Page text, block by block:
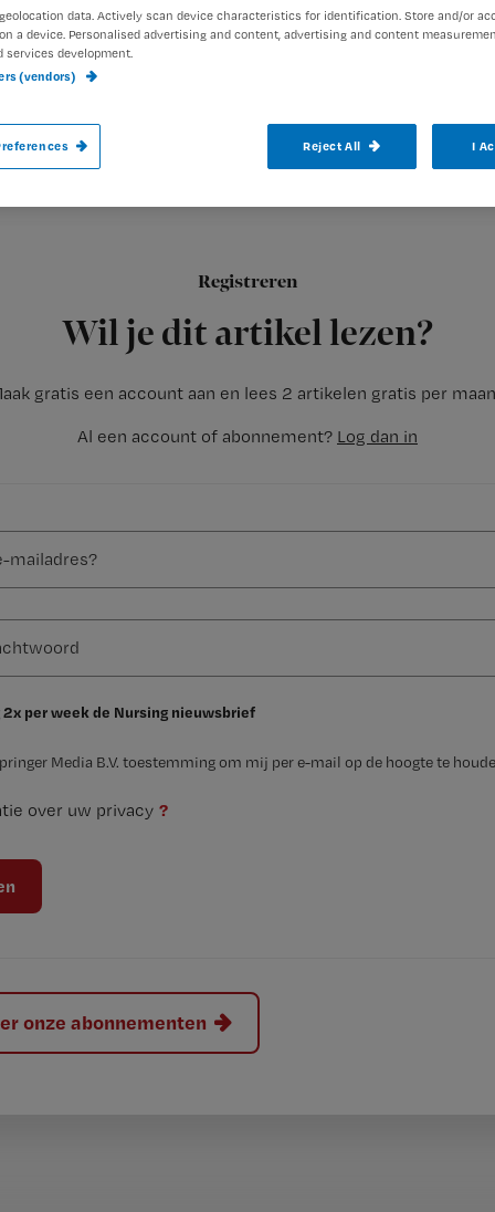
Registreren
Wil je dit artikel lezen?
gratis een account aan en lees 2 artikelen gratis per
Al een account of abonnement? Log dan in
2x per week de Nursing nieuwsbrief
Media B.V. toestemming om mij per e-mail op de hoogte te
over uw privacy ?
onze abonnementen
Tijdschrift voor Verzorgenden (TvV) is
Tijdschrift voor Verzorgenden(TvV) is hét vakblad voor
data. Actively scan device characteristics for identification. Store and/or
a device. Personalised advertising and content, advertising and content
services development.
(vendors)
Reject All I